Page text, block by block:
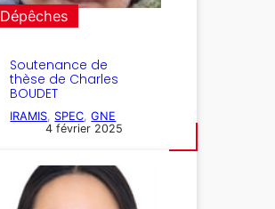
Dépêches
Soutenance de
thèse de Charles
BOUDET
IRAMIS, SPEC, GNE
4 février 2025